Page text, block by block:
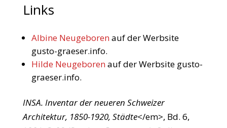
Links
Albine Neugeborenauf der Werbsite
gusto-graeser.info.
Hilde Neugeborenauf der Werbsite gusto-
graeser.info.
INSA. Inventar der neueren Schweizer
Architektur, 1850-1920, Städte</em>, Bd. 6,